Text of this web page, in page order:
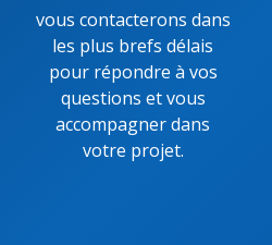
vous contacterons dans
les plus brefs délais
pour répondre à vos
questions et vous
accompagner dans
votre projet.